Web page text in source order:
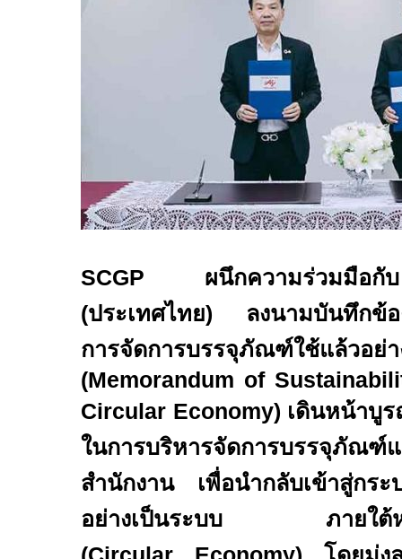
SCGP ผนึกความร่วมมือ
(ประเทศไทย) ลงนามบันทึกข้อ
การจัดการบรรจุภัณฑ์ใช้แล้วอย่า
(Memorandum of
Circular Economy) เดินหน้าบู
ในการบริหารจัดการบรรจุภัณฑ์
สำนักงาน เพื่อนำกลับเข้าสู่กระ
อย่างเป็นระบบ ภายใต้หลั